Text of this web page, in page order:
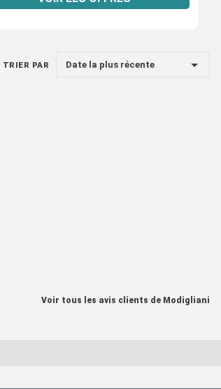
TRIER PAR Date la plus récente
Voir tous les avis clients de Modigliani